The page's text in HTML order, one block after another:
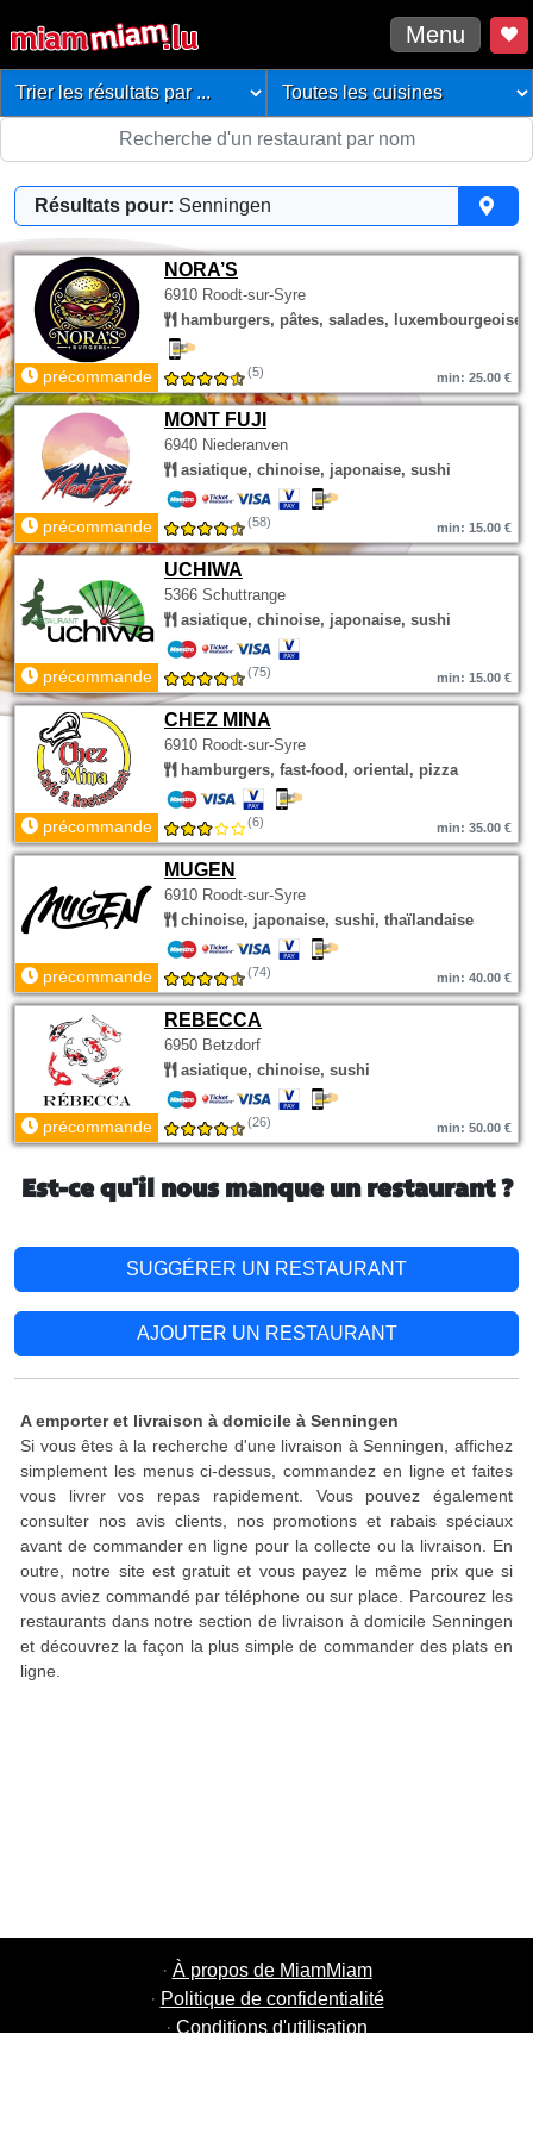
Menu
Résultats pour: Senningen
NORA’S
6910 Roodt-sur-Syre
hamburgers, pâtes, salades, luxembourgeoise
précommande (5) min: 25.00 €
MONT FUJI
6940 Niederanven
asiatique, chinoise, japonaise, sushi
précommande (58) min: 15.00 €
UCHIWA
5366 Schuttrange
asiatique, chinoise, japonaise, sushi
précommande (75) min: 15.00 €
CHEZ MINA
6910 Roodt-sur-Syre
hamburgers, fast-food, oriental, pizza
précommande (6) min: 35.00 €
MUGEN
6910 Roodt-sur-Syre
chinoise, japonaise, sushi, thaïlandaise
précommande (74) min: 40.00 €
REBECCA
6950 Betzdorf
asiatique, chinoise, sushi
précommande (26) min: 50.00 €
Est-ce qu'il nous manque un restaurant ?
SUGGÉRER UN RESTAURANT
AJOUTER UN RESTAURANT
A emporter et livraison à domicile à Senningen
Si vous êtes à la recherche d'une livraison à Senningen, affichez
simplement les menus ci-dessus, commandez en ligne et faites
vous livrer vos repas rapidement. Vous pouvez également
consulter nos avis clients, nos promotions et rabais spéciaux
avant de commander en ligne pour la collecte ou la livraison. En
outre, notre site est gratuit et vous payez le même prix que si
vous aviez commandé par téléphone ou sur place. Parcourez les
restaurants dans notre section de livraison à domicile Senningen
et découvrez la façon la plus simple de commander des plats en
ligne.
· À propos de MiamMiam
· Politique de confidentialité
· Conditions d'utilisation